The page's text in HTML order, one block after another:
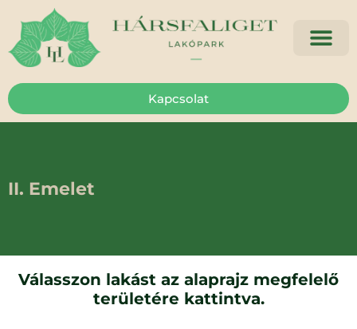
Kapcsolat
II. Emelet
Válasszon lakást az alaprajz megfelelő
területére kattintva.